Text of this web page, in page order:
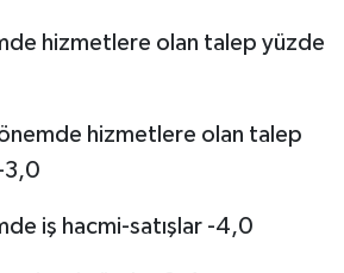
hizmetlere olan talep yüzde
hizmetlere olan talep
3,0
iş hacmi-satışlar -4,0